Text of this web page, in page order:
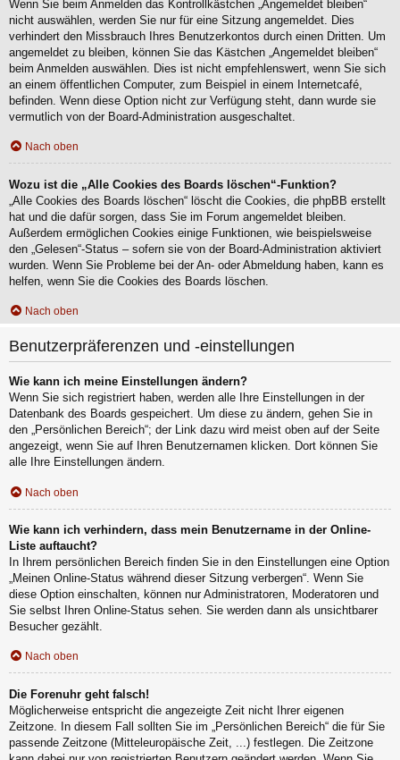
Wenn Sie beim Anmelden das Kontrollkästchen „Angemeldet bleiben“
nicht auswählen, werden Sie nur für eine Sitzung angemeldet. Dies
verhindert den Missbrauch Ihres Benutzerkontos durch einen Dritten. Um
angemeldet zu bleiben, können Sie das Kästchen „Angemeldet bleiben“
beim Anmelden auswählen. Dies ist nicht empfehlenswert, wenn Sie sich
an einem öffentlichen Computer, zum Beispiel in einem Internetcafé,
befinden. Wenn diese Option nicht zur Verfügung steht, dann wurde sie
vermutlich von der Board-Administration ausgeschaltet.
Nach oben
Wozu ist die „Alle Cookies des Boards löschen“-Funktion?
„Alle Cookies des Boards löschen“ löscht die Cookies, die phpBB erstellt
hat und die dafür sorgen, dass Sie im Forum angemeldet bleiben.
Außerdem ermöglichen Cookies einige Funktionen, wie beispielsweise
den „Gelesen“-Status – sofern sie von der Board-Administration aktiviert
wurden. Wenn Sie Probleme bei der An- oder Abmeldung haben, kann es
helfen, wenn Sie die Cookies des Boards löschen.
Nach oben
Benutzerpräferenzen und -einstellungen
Wie kann ich meine Einstellungen ändern?
Wenn Sie sich registriert haben, werden alle Ihre Einstellungen in der
Datenbank des Boards gespeichert. Um diese zu ändern, gehen Sie in
den „Persönlichen Bereich“; der Link dazu wird meist oben auf der Seite
angezeigt, wenn Sie auf Ihren Benutzernamen klicken. Dort können Sie
alle Ihre Einstellungen ändern.
Nach oben
Wie kann ich verhindern, dass mein Benutzername in der Online-
Liste auftaucht?
In Ihrem persönlichen Bereich finden Sie in den Einstellungen eine Option
„Meinen Online-Status während dieser Sitzung verbergen“. Wenn Sie
diese Option einschalten, können nur Administratoren, Moderatoren und
Sie selbst Ihren Online-Status sehen. Sie werden dann als unsichtbarer
Besucher gezählt.
Nach oben
Die Forenuhr geht falsch!
Möglicherweise entspricht die angezeigte Zeit nicht Ihrer eigenen
Zeitzone. In diesem Fall sollten Sie im „Persönlichen Bereich“ die für Sie
passende Zeitzone (Mitteleuropäische Zeit, ...) festlegen. Die Zeitzone